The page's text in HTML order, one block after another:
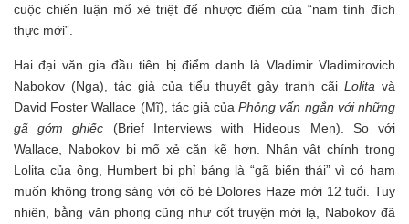
cuộc chiến luận mổ xẻ triệt để nhược điểm của “nam tính đích
thực mới”.
Hai đại văn gia đầu tiên bị điểm danh là Vladimir Vladimirovich
Nabokov (Nga), tác giả của tiểu thuyết gây tranh cãiLolita và
David Foster Wallace (Mĩ), tác giả củaPhỏng vấn ngắn với những
gã gớm ghiếc (Brief Interviews with Hideous Men). So với
Wallace, Nabokov bị mổ xẻ cặn kẽ hơn. Nhân vật chính trong
Lolita của ông, Humbert bị phỉ báng là “gã biến thái” vì có ham
muốn không trong sáng với cô bé Dolores Haze mới 12 tuổi. Tuy
nhiên, bằng văn phong cũng như cốt truyện mới lạ, Nabokov đã